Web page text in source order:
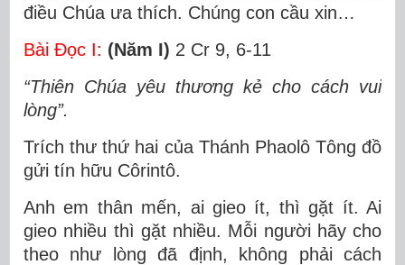
điều Chúa ưa thích. Chúng con cầu xin…
Bài Ðọc I: (Năm I) 2 Cr 9, 6-11
“Thiên Chúa yêu thương kẻ cho cách vui
lòng”.
Trích thư thứ hai của Thánh Phaolô Tông đồ
gửi tín hữu Côrintô.
Anh em thân mến, ai gieo ít, thì gặt ít. Ai
gieo nhiều thì gặt nhiều. Mỗi người hãy cho
theo như lòng đã định, không phải cách